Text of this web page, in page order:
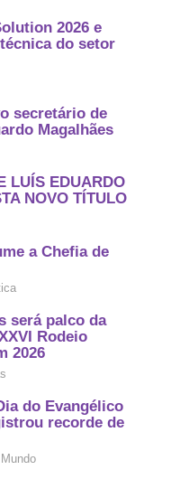
2026 e
do setor
secretário de
Magalhães
LUÍS EDUARDO
NOVO TÍTULO
a Chefia de
será palco da
Rodeio
2026
do Evangélico
recorde de
Mundo